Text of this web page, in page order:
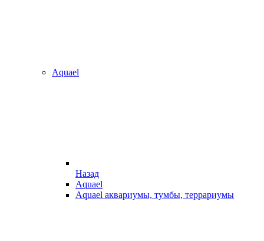
Aquael
Назад
Aquael
Aquael аквариумы, тумбы, террариумы